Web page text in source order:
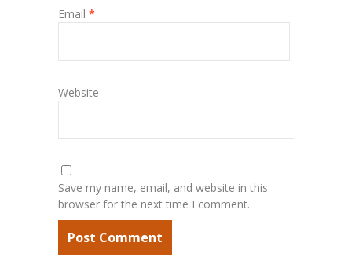
Email *
Website
Save my name, email, and website in this
browser for the next time I comment.